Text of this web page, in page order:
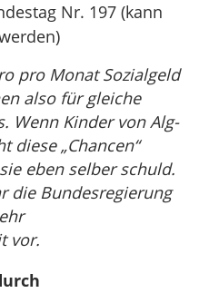
Nr. 197 (kann
pro Monat Sozialgeld
also für gleiche
Wenn Kinder von Alg-
diese „Chancen“
eben selber schuld.
die Bundesregierung
vor.